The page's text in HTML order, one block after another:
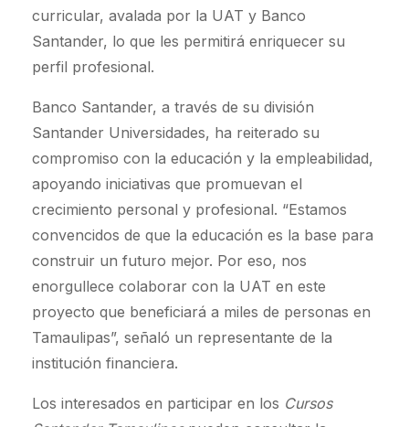
curricular, avalada por la UAT y Banco
Santander, lo que les permitirá enriquecer su
perfil profesional.
Banco Santander, a través de su división
Santander Universidades, ha reiterado su
compromiso con la educación y la empleabilidad,
apoyando iniciativas que promuevan el
crecimiento personal y profesional. “Estamos
convencidos de que la educación es la base para
construir un futuro mejor. Por eso, nos
enorgullece colaborar con la UAT en este
proyecto que beneficiará a miles de personas en
Tamaulipas”, señaló un representante de la
institución financiera.
Los interesados en participar en los Cursos